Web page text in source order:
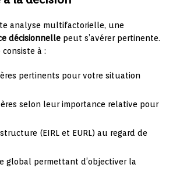
analyse multifactorielle, une
décisionnelle peut s’avérer pertinente.
à :
pertinents pour votre situation
selon leur importance relative pour
(EIRL et EURL) au regard de
global permettant d’objectiver la